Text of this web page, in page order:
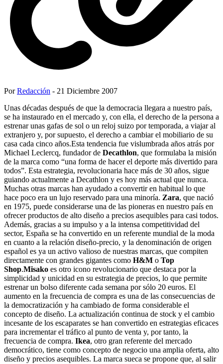
PorRedacción - 21 Diciembre 2007
Unas décadas después de que la democracia llegara a nuestro país,
se ha instaurado en el mercado y, con ella, el derecho de la persona a
estrenar unas gafas de sol o un reloj suizo por temporada, a viajar al
extranjero y, por supuesto, el derecho a cambiar el mobiliario de su
casa cada cinco años.Esta tendencia fue vislumbrada años atrás por
Michael Leclercq, fundador de Decathlon, que formulaba la misión
de la marca como “una forma de hacer el deporte más divertido para
todos”. Esta estrategia, revolucionaria hace más de 30 años, sigue
guiando actualmente a Decathlon y es hoy más actual que nunca.
Muchas otras marcas han ayudado a convertir en habitual lo que
hace poco era un lujo reservado para una minoría. Zara, que nació
en 1975, puede considerarse una de las pioneras en nuestro país en
ofrecer productos de alto diseño a precios asequibles para casi todos.
Además, gracias a su impulso y a la intensa competitividad del
sector, España se ha convertido en un referente mundial de la moda
en cuanto a la relación diseño-precio, y la denominación de origen
español es ya un activo valioso de nuestras marcas, que compiten
directamente con grandes gigantes como H&M o Top
Shop.Misako es otro icono revolucionario que destaca por la
simplicidad y unicidad en su estrategia de precios, lo que permite
estrenar un bolso diferente cada semana por sólo 20 euros. El
aumento en la frecuencia de compra es una de las consecuencias de
la democratización y ha cambiado de forma considerable el
concepto de diseño. La actualización continua de stock y el cambio
incesante de los escaparates se han convertido en estrategias eficaces
para incrementar el tráfico al punto de venta y, por tanto, la
frecuencia de compra. Ikea, otro gran referente del mercado
democrático, tiene como concepto de negocio una amplia oferta, alto
diseño y precios asequibles. La marca sueca se propone que, al salir